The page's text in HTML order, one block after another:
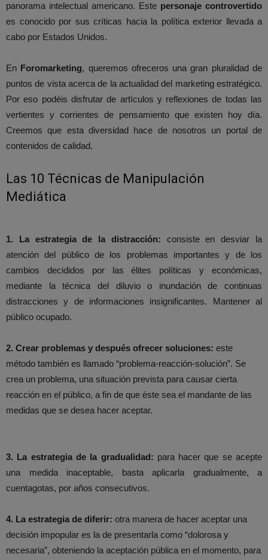
panorama intelectual americano. Este personaje controvertido
es conocido por sus críticas hacia la política exterior llevada a
cabo por Estados Unidos.
En Foromarketing, queremos ofreceros una gran pluralidad de
puntos de vista acerca de la actualidad del marketing estratégico.
Por eso podéis disfrutar de artículos y reflexiones de todas las
vertientes y corrientes de pensamiento que existen hoy día.
Creemos que esta diversidad hace de nosotros un portal de
contenidos de calidad.
Las 10 Técnicas de Manipulación
Mediática
1. La estrategia de la distracción: consiste en desviar la
atención del público de los problemas importantes y de los
cambios decididos por las élites políticas y económicas,
mediante la técnica del diluvio o inundación de continuas
distracciones y de informaciones insignificantes. Mantener al
público ocupado.
2. Crear problemas y después ofrecer soluciones: este
método también es llamado “problema-reacción-solución”. Se
crea un problema, una situación prevista para causar cierta
reacción en el público, a fin de que éste sea el mandante de las
medidas que se desea hacer aceptar.
3. La estrategia de la gradualidad: para hacer que se acepte
una medida inaceptable, basta aplicarla gradualmente, a
cuentagotas, por años consecutivos.
4. La estrategia de diferir: otra manera de hacer aceptar una
decisión impopular es la de presentarla como “dolorosa y
necesaria”, obteniendo la aceptación pública en el momento, para